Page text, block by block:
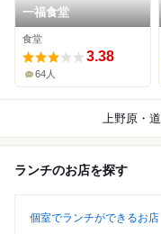
一福食堂
食堂
3.38
64人
上野原・
ランチのお店を探す
個室でランチができるお店